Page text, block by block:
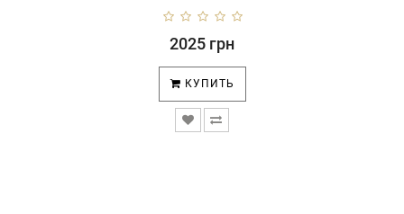
2025 грн
КУПИТЬ